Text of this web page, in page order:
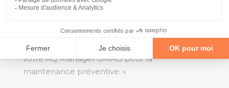
car nos auditeurs nous demandent d’en avoir
historisation précise de toutes nos
interventions. Nous employons également
votre AQ Manager GMAO pour la
maintenance préventive. »